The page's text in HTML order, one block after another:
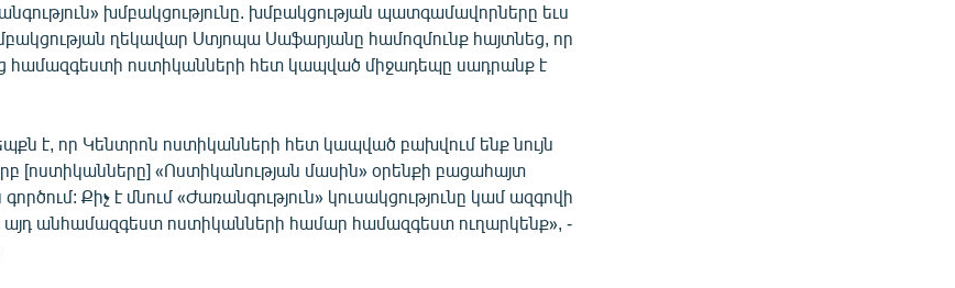
խմբակցությունը. խմբակցության պատգամավորները եւս
ղեկավար Ստյոպա Սաֆարյանը համոզմունք հայտնեց, որ
համազգեստի ոստիկանների հետ կապված միջադեպը սադրանք է
է, որ Կենտրոն ոստիկանների հետ կապված բախվում ենք նույն
[ոստիկանները] «Ոստիկանության մասին» օրենքի բացահայտ
Քիչ է մնում «Ժառանգություն» կուսակցությունը կամ ազգովի
անհամազգեստ ոստիկանների համար համազգեստ ուղարկենք», -